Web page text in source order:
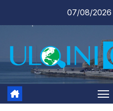
07/08/2026